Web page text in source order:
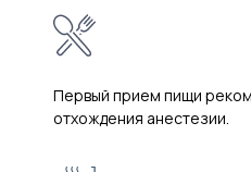
Первый прием пищи
отхождения анестезии.